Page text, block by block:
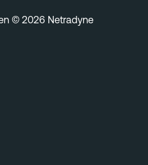
© 2026 Netradyne